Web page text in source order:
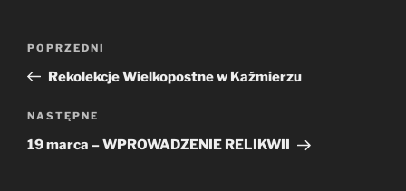
wpisu
Poprzedni
wpis
POPRZEDNI
Rekolekcje Wielkopostne w Kaźmierzu
Następny
wpis
NASTĘPNE
19 marca – WPROWADZENIE RELIKWII